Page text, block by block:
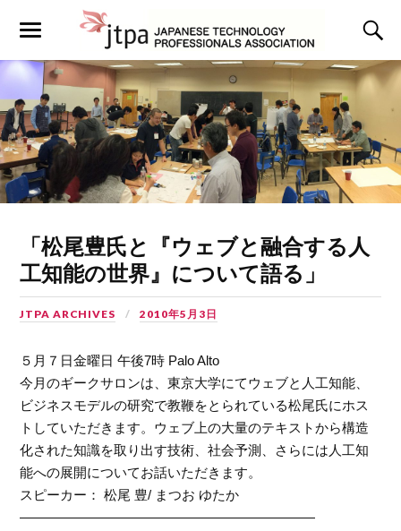
「松尾豊氏と『ウェブと融合する人
工知能の世界』について語る」
JTPA ARCHIVES 2010年5月3日
５月７日金曜日 午後7時 Palo Alto
今月のギークサロンは、東京大学にてウェブと人工知能、
ビジネスモデルの研究で教鞭をとられている松尾氏にホス
トしていただきます。ウェブ上の大量のテキストから構造
化された知識を取り出す技術、社会予測、さらには人工知
能への展開についてお話いただきます。
スピーカー： 松尾 豊/ まつお ゆたか
——————————————————————